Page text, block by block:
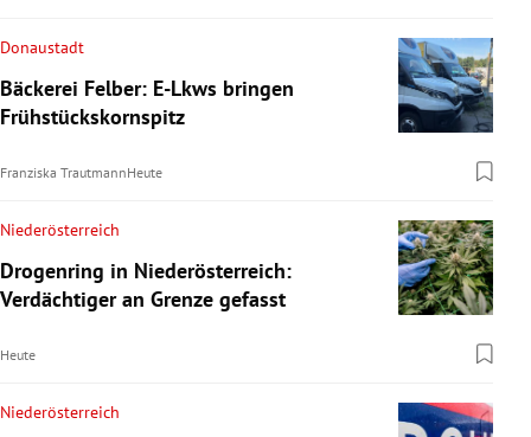
Donaustadt
Bäckerei Felber: E-Lkws bringen
Frühstückskornspitz
Franziska TrautmannHeute
Niederösterreich
Drogenring in Niederösterreich:
Verdächtiger an Grenze gefasst
Heute
Niederösterreich